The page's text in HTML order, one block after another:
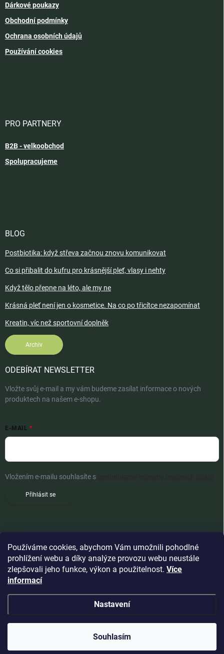
Používáme cookies, abychom Vám umožnili pohodlné
prohlížení webu a díky analýze provozu webu neustále
zlepšovali jeho funkce, výkon a použitelnost. Více
informací
Nastavení
Souhlasím
Dárkové poukazy
Obchodní podmínky
Ochrana osobních údajů
Používání cookies
PRO PARTNERY
B2B - velkoobchod
Spolupracujeme
BLOG
Postbiotika: když střeva začnou znovu komunikovat
Co si přibalit do kufru pro krásnější pleť, vlasy i nehty
Když tělo přepne na léto, ale my ne
Krásná pleť není jen o kosmetice. Na co po třicítce nezapomínat
Kreatin, víc než sportovní doplněk
Archiv
ODEBÍRAT NEWSLETTER
Vložte svůj e-mail a my vám budeme zasílat informace o nových
produktech na našem e-shopu.
E-MAIL
Vložením e-mailu souhlasíte s
Přihlásit se
Woldoshop s.r.o. . Všechna práva vyhrazena.